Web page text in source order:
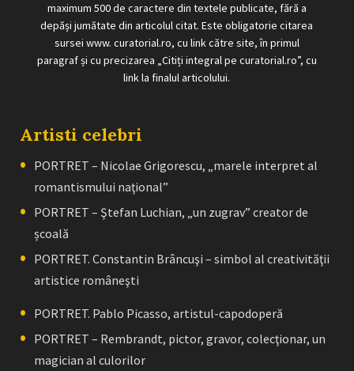
maximum 500 de caractere din textele publicate, fără a
depăși jumătate din articolul citat. Este obligatorie citarea
sursei www. curatorial.ro, cu link către site, în primul
paragraf și cu precizarea „Citiți integral pe curatorial.ro”, cu
link la finalul articolului.
Artisti celebri
PORTRET – Nicolae Grigorescu, „marele interpret al
romantismului naţional”
PORTRET – Ştefan Luchian, „un zugrav” creator de
școală
PORTRET. Constantin Brâncuşi – simbol al creativităţii
artistice româneşti
PORTRET. Pablo Picasso, artistul-capodoperă
PORTRET – Rembrandt, pictor, gravor, colecţionar, un
magician al culorilor